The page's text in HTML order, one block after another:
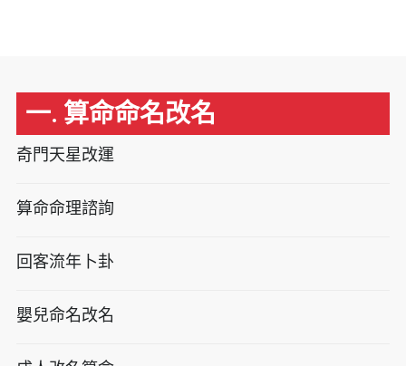
一. 算命命名改名
奇門天星改運
算命命理諮詢
回客流年卜卦
嬰兒命名改名